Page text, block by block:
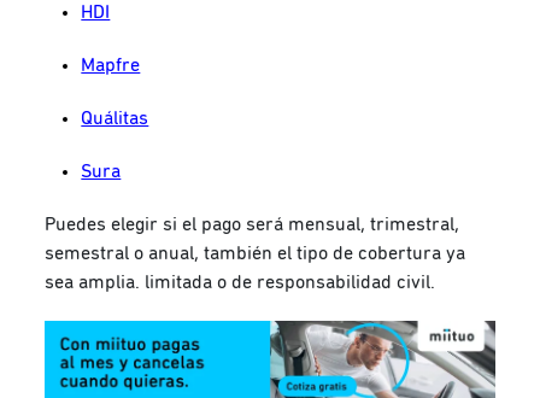
HDI
Mapfre
Quálitas
Sura
Puedes elegir si el pago será mensual, trimestral,
semestral o anual, también el tipo de cobertura ya
sea amplia. limitada o de responsabilidad civil.